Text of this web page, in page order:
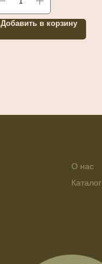
Добавить в корзину
О нас
Каталог